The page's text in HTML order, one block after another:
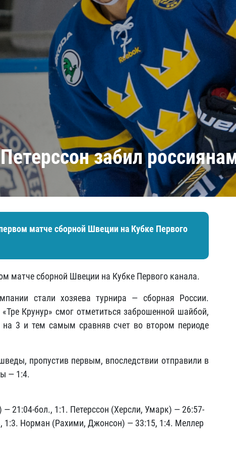
Барыс
Салават Юлаев
Сибирь
забил
матче сборной Швеции на Кубке Первого
матче сборной Швеции на Кубке Первого канала.
стали хозяева турнира — сборная России.
Крунур» смог отметиться заброшенной шайбой,
на 3 и тем самым сравняв счет во втором периоде
пропустив первым, впоследствии отправили в
— 1:4.
21:04-бол., 1:1. Петерссон (Херсли, Умарк) — 26:57-
1:3. Норман (Рахими, Джонсон) — 33:15, 1:4. Меллер